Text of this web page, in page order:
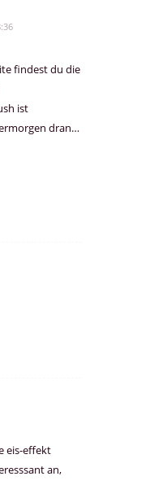
findest du die
ist
dran…
eis-effekt
an,